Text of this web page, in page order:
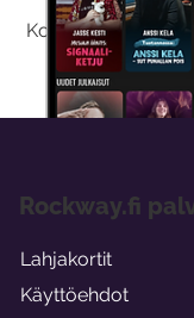
Kokeilemalla
Rockway.fi
Lahjakortit
Käyttöehdot